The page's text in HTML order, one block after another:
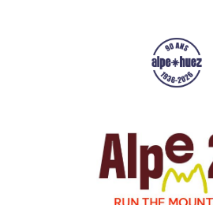
Résultats
Galerie
Infos pratiques